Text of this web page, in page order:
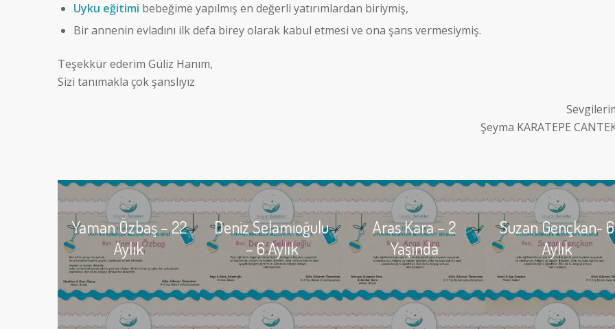
Uyku eğitimi bebeğime yapılmış en değerli yatırımlardan biriymiş,
Bir annenin evladını ilk defa birey olarak kabul etmesi ve ona şans vermesiymiş.
Teşekkür ederim Güliz Hanım,
Sizi tanımakla çok şanslıyız
Şeyma KARATEPE
Yaman Özbaş – 22
Aylık
Deniz Selamioğulu
– 6 Aylık
Aras Kara – 2
Yaşında
Suzan Gençkan- 6
Aylık